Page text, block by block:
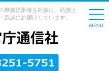
事務従事者を対象に、執務上
速にお届けしています。